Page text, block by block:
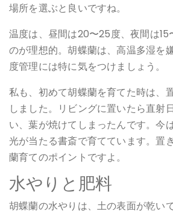
場所を選ぶと良いですね。
温度は、昼間は20〜25度、夜間は
のが理想的。胡蝶蘭は、高温多湿を
度管理には特に気をつけましょう。
私も、初めて胡蝶蘭を育てた時は、
しました。リビングに置いたら直射
い、葉が焼けてしまったんです。今
光が当たる書斎で育てています。置
蘭育てのポイントですよ。
水やりと肥料
胡蝶蘭の水やりは、土の表面が乾い